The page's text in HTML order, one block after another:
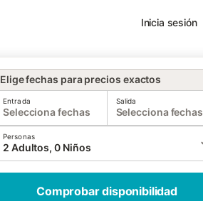
Inicia sesión
Elige fechas para precios exactos
Entrada
Selecciona fechas
Salida
Selecciona fechas
Personas
2 Adultos, 0 Niños
Comprobar disponibilidad